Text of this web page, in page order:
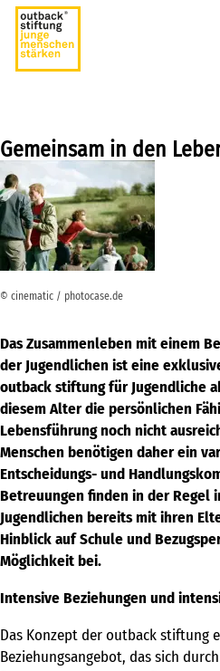
hilfen/leistung
Stationär
Sozialpädagogische
Lebensgemeinschaft
der Jugendlichen
Unbegleitete
Flüchtlinge
Ambulant
Kompetenzen
campus
sportmentoring
aktuell
karriere
Gemeinsam in den
© cinematic / photocase.de
Das Zusammenleben mit einem
der Jugendlichen ist eine
outback stiftung für Jugendliche
diesem Alter die persönlichen
Lebensführung noch nicht
Menschen benötigen daher ein
Entscheidungs- und
Betreuungen finden in der Regel
Jugendlichen bereits mit ihren
Hinblick auf Schule und
Möglichkeit bei.
Intensive Beziehungen und
Das Konzept der outback stiftung
Beziehungsangebot, das sich